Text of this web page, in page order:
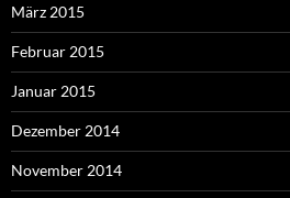
März 2015
Februar 2015
Januar 2015
Dezember 2014
November 2014